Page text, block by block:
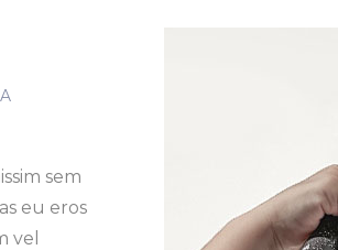
sem
eu eros
vel